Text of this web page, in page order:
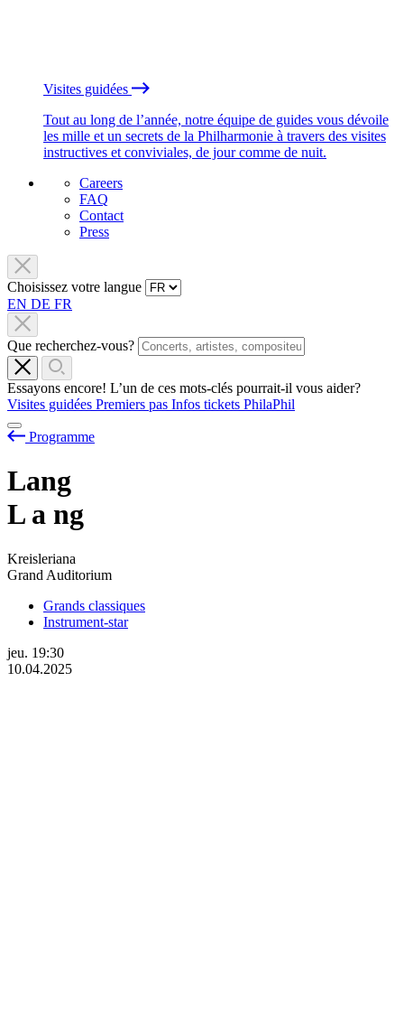
Visites guidées
Tout au long de l’année, notre équipe de guides vous dévoile
les mille et un secrets de la Philharmonie à travers des visites
instructives et conviviales, de jour comme de nuit.
Careers
FAQ
Contact
Press
Choisissez votre langue
EN DE FR
Que recherchez-vous?
Essayons encore! L’un de ces mots-clés pourrait-il vous aider?
Visites guidées Premiers pas Infos tickets PhilaPhil
Programme
Lang
L a ng
Kreisleriana
Grand Auditorium
Grands classiques
Instrument-star
jeu. 19:30
10.04.2025